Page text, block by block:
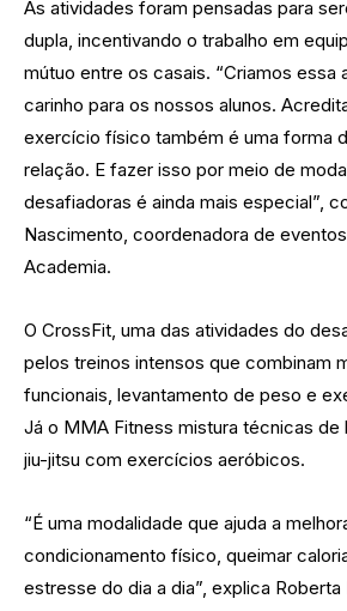
As atividades foram pensadas para
dupla, incentivando o trabalho em
mútuo entre os casais. “Criamos essa
carinho para os nossos alunos.
exercício físico também é uma forma
relação. E fazer isso por meio de
desafiadoras é ainda mais especial”,
Nascimento, coordenadora de
Academia.
O CrossFit, uma das atividades do
pelos treinos intensos que combinam
funcionais, levantamento de peso e
Já o MMA Fitness mistura técnicas de
jiu-jitsu com exercícios aeróbicos.
“É uma modalidade que ajuda a
condicionamento físico, queimar
estresse do dia a dia”, explica